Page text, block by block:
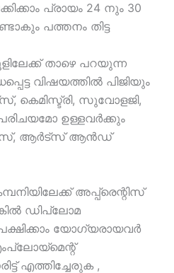
പ്രായം 24 നും 30
പത്തനം തിട്ട
താഴെ പറയുന്ന
വിഷയത്തിൽ പിജിയും
കെമിസ്ട്രി, സുവോളജി,
ഉള്ളവർക്കും
ആർട്സ് ആൻഡ്
അപ്പ്രെന്റിസ്
ഡിപ്ലോമ
യോഗ്യരായവർ
എത്തിച്ചേരുക ,